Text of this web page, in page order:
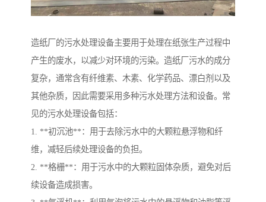
造纸厂的污水处理设备主要用于处理在纸张生产过程中
产生的废水，以减少对环境的污染。造纸厂污水的成分
复杂，通常含有纤维素、木素、化学药品、漂白剂以及
其他杂质，因此需要采用多种污水处理方法和设备。常
见的污水处理设备包括：
1. **初沉池**：用于去除污水中的大颗粒悬浮物和纤
维，减轻后续处理设备的负担。
2. **格栅**：用于污水中的大颗粒固体杂质，避免对后
续设备造成损害。